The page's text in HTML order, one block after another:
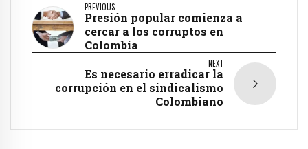
PREVIOUS
Presión popular comienza a
cercar a los corruptos en
Colombia
NEXT
Es necesario erradicar la
corrupción en el sindicalismo
Colombiano